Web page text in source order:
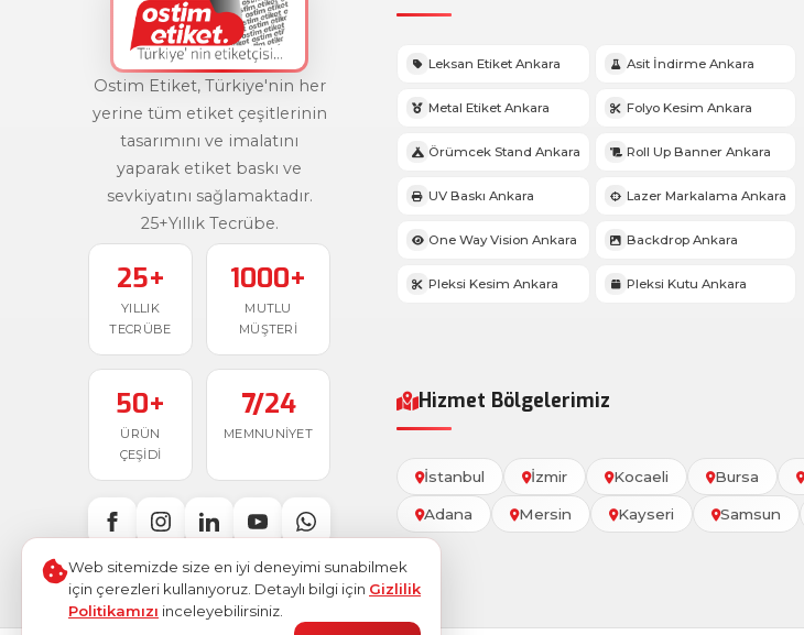
Ostim Etiket, Türkiye'nin her
yerine tüm etiket çeşitlerinin
tasarımını ve imalatını
yaparak etiket baskı ve
sevkiyatını sağlamaktadır.
25+Yıllık Tecrübe.
25+
YILLIK
TECRÜBE
1000+
MUTLU
MÜŞTERI
50+
ÜRÜN
ÇEŞIDI
7/24
MEMNUNIYET
Leksan Etiket Ankara Asit İndirme Ankara
Metal Etiket Ankara Folyo Kesim Ankara
Örümcek Stand Ankara Roll Up Banner Ankara
UV Baskı Ankara Lazer Markalama Ankara
One Way Vision Ankara Backdrop Ankara
Pleksi Kesim Ankara Pleksi Kutu Ankara
Hizmet Bölgelerimiz
İstanbul İzmir Kocaeli Bursa
Adana Mersin Kayseri Samsun
Web sitemizde size en iyi deneyimi sunabilmek
için çerezleri kullanıyoruz. Detaylı bilgi için Gizlilik
Politikamızı inceleyebilirsiniz.